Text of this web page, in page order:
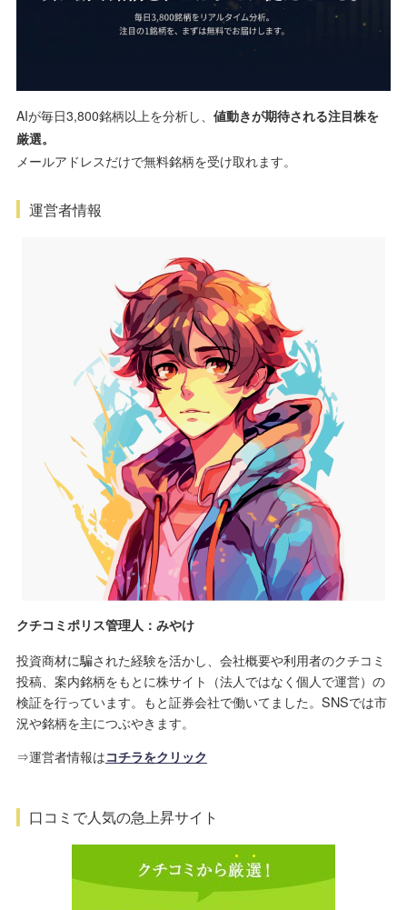
AIが毎日3,800銘柄以上を分析し、 値動きが期待される注目株を
厳選。
メールアドレスだけで無料銘柄を受け取れます。
運営者情報
クチコミポリス管理人：みやけ
投資商材に騙された経験を活かし、会社概要や利用者のクチコミ
投稿、案内銘柄をもとに株サイト（法人ではなく個人で運営）の
検証を行っています。もと証券会社で働いてました。SNSでは市
況や銘柄を主につぶやきます。
⇒運営者情報はコチラをクリック
口コミで人気の急上昇サイト